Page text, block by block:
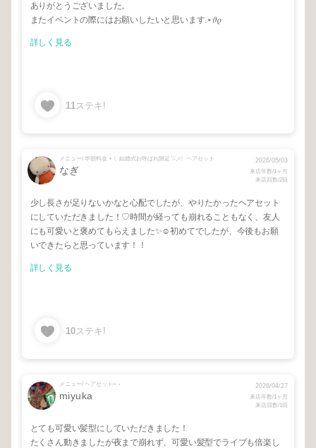
ありがとうございました。
またイベントの際にはお願いしたいと思います.⋆𝜗𝜚
詳しく見る
11ステキ!
メニュー/ 早朝料金 + 〖結婚式お呼ばれ限定𓅯𓈒𓏸〗ヘアセット
なぎ
2026/05/03
来店年数/1ヶ月
来店回数/2回
少し長さが足りないかなと心配でしたが、やりたかったヘアセット
にしていただきました！♡時間が経っても崩れることもなく、友人
にも可愛いと褒めてもらえました✨☺️初めてでしたが、今後もお願
いできたらと思っています！！
詳しく見る
10ステキ!
メニュー/ ヘアセット⑅ ⋆
miyuka
2026/04/27
来店年数/1ヶ月
来店回数/1回
とても可愛い髪型にしていただきました！
たくさん動きましたが夜まで崩れず、可愛い髪型でライブも倍楽し